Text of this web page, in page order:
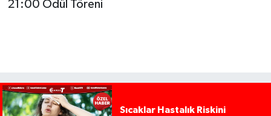
21:00 Ödül Töreni
Sıcaklar Hastalık Riskini